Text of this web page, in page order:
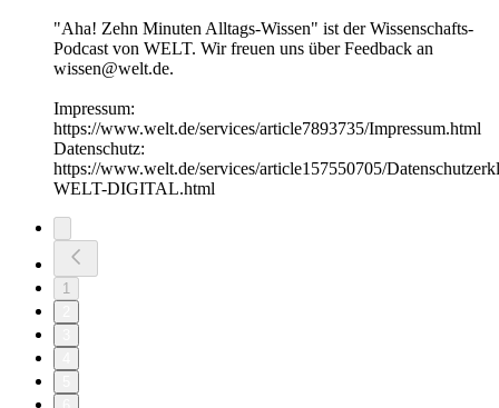
"Aha! Zehn Minuten Alltags-Wissen" ist der Wissenschafts-
Podcast von WELT. Wir freuen uns über Feedback an
wissen@welt.de.
Impressum:
https://www.welt.de/services/article7893735/Impressum.html
Datenschutz:
https://www.welt.de/services/article157550705/
WELT-DIGITAL.html
1